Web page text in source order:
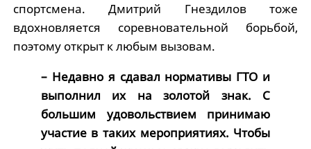
спортсмена. Дмитрий Гнездилов тоже
вдохновляется соревновательной борьбой,
поэтому открыт к любым вызовам.
– Недавно я сдавал нормативы ГТО и
выполнил их на золотой знак. С
большим удовольствием принимаю
участие в таких мероприятиях. Чтобы